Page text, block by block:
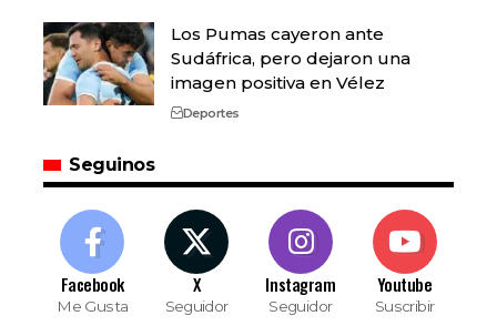
Los Pumas cayeron ante
Sudáfrica, pero dejaron una
imagen positiva en Vélez
Deportes
Seguinos
Facebook
Me Gusta
X
Seguidor
Instagram
Seguidor
Youtube
Suscribir